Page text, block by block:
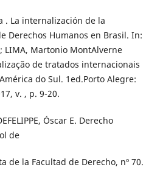
. La internalización de la
Derechos Humanos en Brasil. In:
LIMA, Martonio MontAlverne
de tratados internacionais
do Sul. 1ed.Porto Alegre:
v. , p. 9-20.
Óscar E. Derecho
de
de la Facultad de Derecho, nº 70.